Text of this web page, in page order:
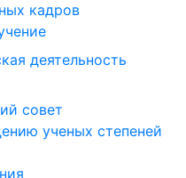
кадров
деятельность
совет
ученых степеней